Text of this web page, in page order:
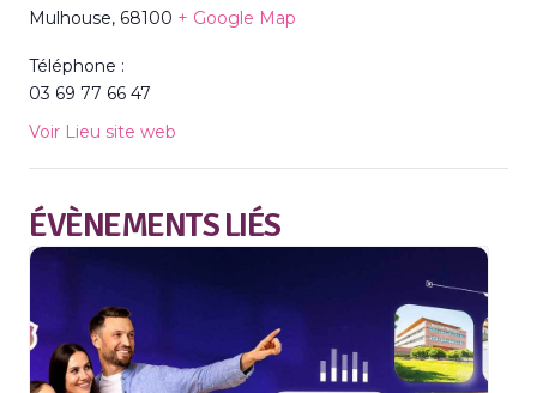
Mulhouse, 68100 + Google Map
Téléphone :
03 69 77 66 47
Voir Lieu site web
ÉVÈNEMENTS LIÉS